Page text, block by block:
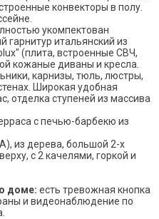
конвекторы в полу.
укомпектован
итальянский из
(плита, встроенные СВЧ,
кожаные диваны и кресла.
карнизы, тюль, люстры,
Широкая удобная
отделка ступеней из массива
с печью-барбекю из
из дерева, большой 2-х
с 2 качелями, горкой и
доме: есть тревожная кнопка
и видеонаблюдение по